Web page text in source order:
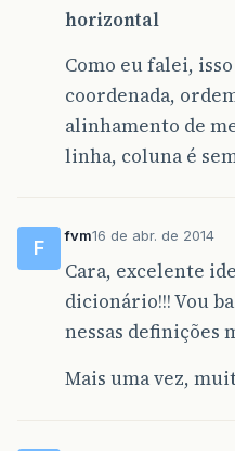
horizontal
Como eu falei,
coordenada,
alinhamento de
linha, coluna é
F
fvm16 de abr. de 2014
Cara, excelente
dicionário!!! Vou
nessas definições
Mais uma vez,